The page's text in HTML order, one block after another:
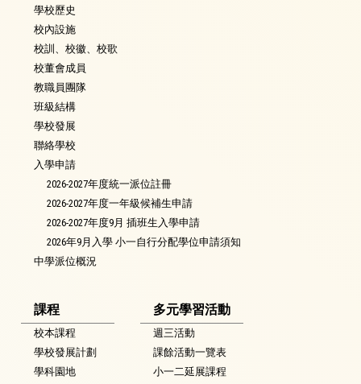
學校歷史
校內設施
校訓、校徽、校歌
校董會成員
教職員團隊
班級結構
學校發展
聯絡學校
入學申請
2026-2027年度統一派位註冊
2026-2027年度一年級候補生申請
2026-2027年度9月 插班生入學申請
2026年9月入學 小一自行分配學位申請須知
中學派位概況
課程
校本課程
學校發展計劃
學科園地
多元學習活動
週三活動
課餘活動一覽表
小一二延展課程